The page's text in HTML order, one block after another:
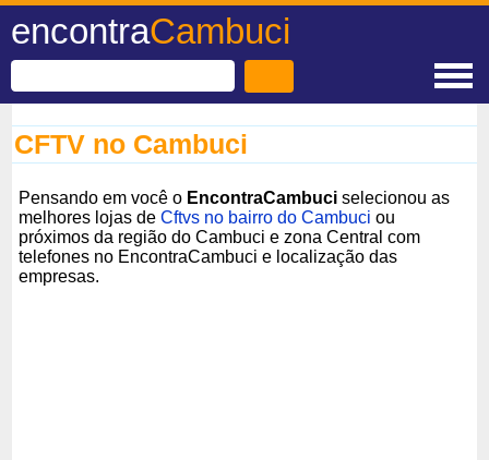
encontraCambuci
CFTV no Cambuci
Pensando em você o EncontraCambuci selecionou as
melhores lojas deCftvs no bairro do Cambuci ou
próximos da região do Cambuci e zona Central com
telefones no EncontraCambuci e localização das
empresas.